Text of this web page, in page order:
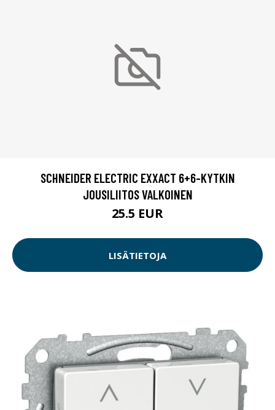
SCHNEIDER ELECTRIC EXXACT 6+6-KYTKIN
JOUSILIITOS VALKOINEN
25.5 EUR
LISÄTIETOJA